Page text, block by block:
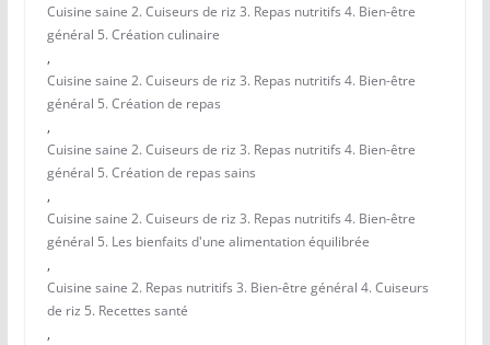
Cuisine saine 2. Cuiseurs de riz 3. Repas nutritifs 4. Bien-être
général 5. Création culinaire
,
Cuisine saine 2. Cuiseurs de riz 3. Repas nutritifs 4. Bien-être
général 5. Création de repas
,
Cuisine saine 2. Cuiseurs de riz 3. Repas nutritifs 4. Bien-être
général 5. Création de repas sains
,
Cuisine saine 2. Cuiseurs de riz 3. Repas nutritifs 4. Bien-être
général 5. Les bienfaits d'une alimentation équilibrée
,
Cuisine saine 2. Repas nutritifs 3. Bien-être général 4. Cuiseurs
de riz 5. Recettes santé
,